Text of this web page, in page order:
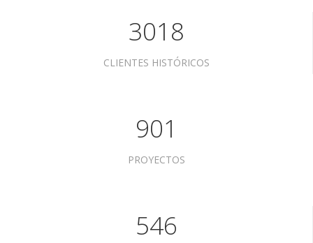
3018
CLIENTES HISTÓRICOS
901
PROYECTOS
546